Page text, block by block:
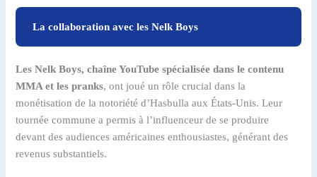
La collaboration avec les Nelk Boys
Les Nelk Boys, chaîne YouTube spécialisée dans le contenu
MMA et les pranks, ont joué un rôle crucial dans la
monétisation de la notoriété d’Hasbulla aux États-Unis. Leur
tournée commune a permis à l’influenceur de se produire
devant des audiences américaines enthousiastes, générant des
revenus substantiels.